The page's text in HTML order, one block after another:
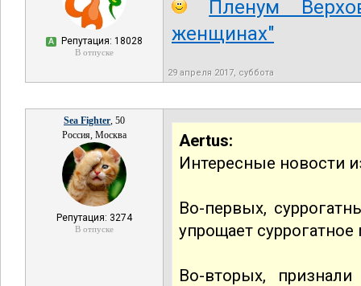
А Репутация: 18028
В отпуске
Пленум
женщинах"
29 апреля 2017, суббота
Sea Fighter, 50
Россия, Москва
Репутация: 3274
В отпуске
Aertus:
Интересные новости
Во-первых,
упрощает суррогатное
Во-вторых,